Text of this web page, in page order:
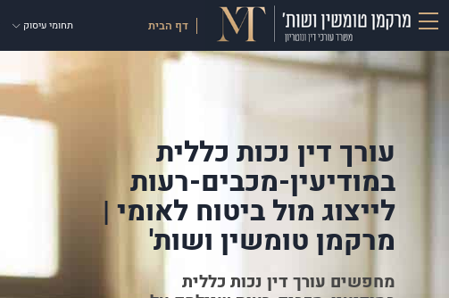
דף הבית תחומי עיסוק
עורך דין נכות כללית
במודיעין-מכבים-רעות
לייצוג מול ביטוח לאומי |
מרקמן טומשין ושות'
מחפשים עורך דין נכות כללית